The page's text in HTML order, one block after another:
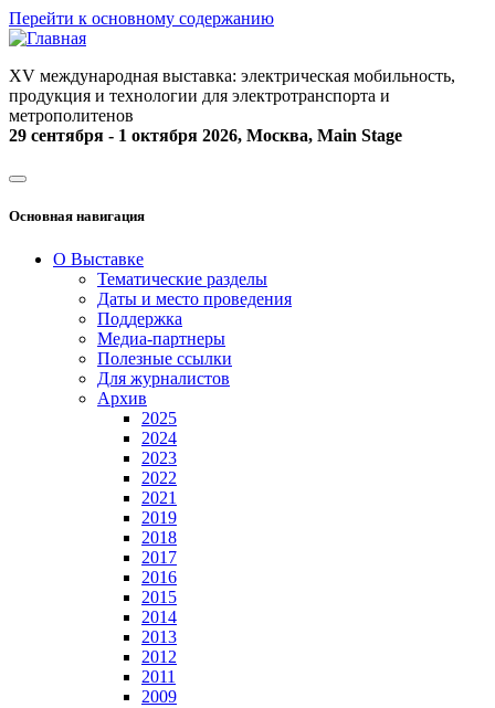
Перейти к основному содержанию
XV международная выставка: электрическая мобильность,
продукция и технологии для электротранспорта и
метрополитенов
29 сентября - 1 октября 2026, Москва, Main Stage
Основная навигация
О Выставке
Тематические разделы
Даты и место проведения
Поддержка
Медиа-партнеры
Полезные ссылки
Для журналистов
Архив
2025
2024
2023
2022
2021
2019
2018
2017
2016
2015
2014
2013
2012
2011
2009